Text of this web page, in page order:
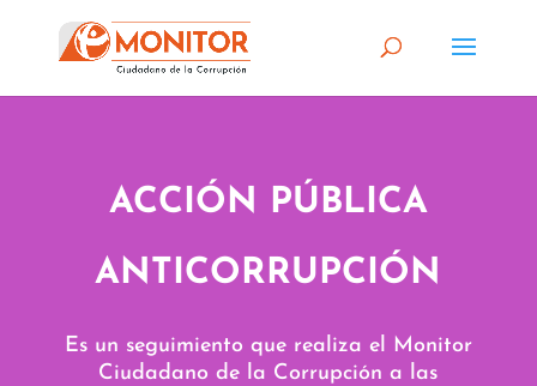
ACCIÓN PÚBLICA
ANTICORRUPCIÓN
Es un seguimiento que realiza el Monitor
Ciudadano de la Corrupción a las